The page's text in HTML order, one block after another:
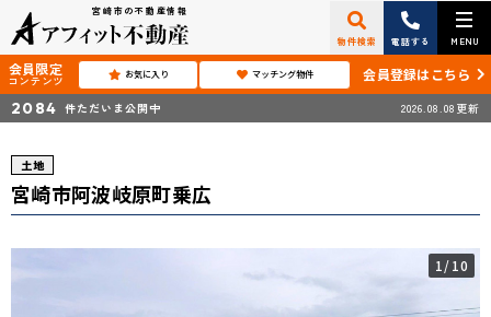
宮崎市の不動産情報
物件検索 電話する MENU
会員限定
コンテンツ お気に入り マッチング物件 会員登録はこちら
2084 件ただいま公開中 2026.08.08更新
土地
宮崎市阿波岐原町乗広
1/10